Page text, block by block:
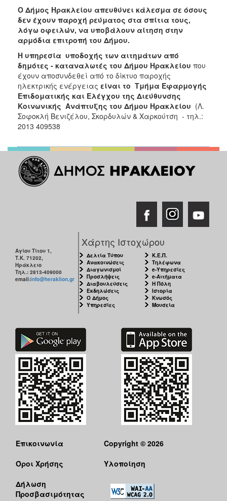
Ο Δήμος Ηρακλείου απευθύνει κάλεσμα σε όσους
δεν έχουν παροχή ρεύματος στα σπίτια τους,
λόγω οφειλών, να υποβάλουν αίτηση στην
αρμόδια επιτροπή του Δήμου.
Η υπηρεσία υποδοχής των αιτημάτων από
δημότες - καταναλωτές του Δήμου Ηρακλείου που
έχουν αποσυνδεθεί από το δίκτυο παροχής
ηλεκτρικής ενέργειας είναι το Τμήμα Εφαρμογής
Επιδοματικής και Ελέγχου της Διεύθυνσης
Κοινωνικής Ανάπτυξης του Δήμου Ηρακλείου (Λ.
Σοφοκλή Βενιζέλου, Σκορδυλών & Χαρκούτση - τηλ.:
2013 409538
Αγίου Τίτου 1,
Τ.Κ. 71202,
Ηράκλειο
Τηλ.: 2813-409000
email:info@heraklion.gr
Χάρτης Ιστοχώρου
Δελτία Τύπου
Ανακοινώσεις
Διαγωνισμοί
Προσλήψεις
Διαβουλεύσεις
Εκδηλώσεις
Ο Δήμος
Υπηρεσίες
Κ.Ε.Π.
Τηλέφωνα
e-Υπηρεσίες
e-Αιτήματα
Η Πόλη
Ιστορία
Κνωσός
Μουσεία
Επικοινωνία
Όροι Χρήσης
Δήλωση
Προσβασιμότητας
Copyright © 2026
Υλοποίηση